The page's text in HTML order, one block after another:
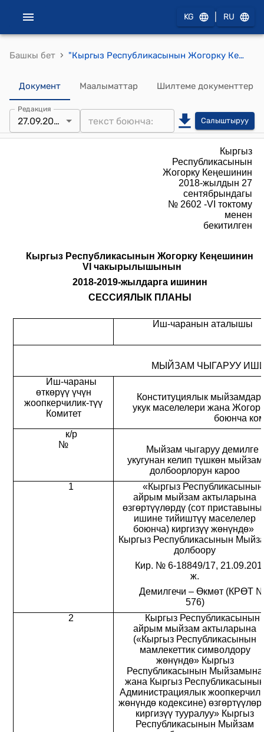
KG RU
Башкы бет › "Кыргыз Республикасынын Жогорку Кеңешинин VI чакырылышынын 2018-2019-жылдарга ишинин "СЕССИЯЛЫК ПЛАНЫ"
Документ Маалыматтар Шилтеме документтер
Редакция
27.09.2018 Салыштыруу